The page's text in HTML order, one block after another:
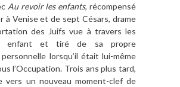
Au revoir les enfants, récompensé
à Venise et de sept Césars, drame
des Juifs vue à travers les
enfant et tiré de sa propre
lorsqu’il était lui-même
l’Occupation. Trois ans plus tard,
vers un nouveau moment-clef de